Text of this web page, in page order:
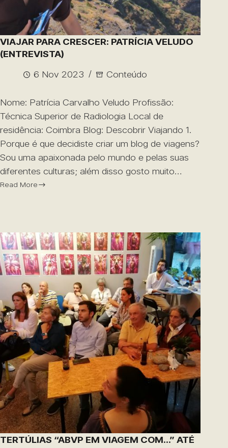
VIAJAR PARA CRESCER: PATRÍCIA VELUDO
(ENTREVISTA)
6 Nov 2023
Conteúdo
Nome: Patrícia Carvalho Veludo Profissão:
Técnica Superior de Radiologia Local de
residência: Coimbra Blog: Descobrir Viajando 1.
Porque é que decidiste criar um blog de viagens?
Sou uma apaixonada pelo mundo e pelas suas
diferentes culturas; além disso gosto muito…
Read More
TERTÚLIAS “ABVP EM VIAGEM COM…” ATÉ